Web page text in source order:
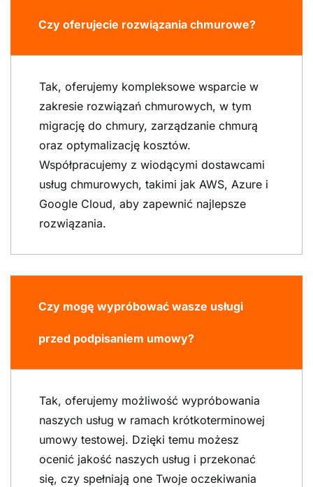
Czy oferujecie rozwiązania chmurowe?
Tak, oferujemy kompleksowe wsparcie w
zakresie rozwiązań chmurowych, w tym
migrację do chmury, zarządzanie chmurą
oraz optymalizację kosztów.
Współpracujemy z wiodącymi dostawcami
usług chmurowych, takimi jak AWS, Azure i
Google Cloud, aby zapewnić najlepsze
rozwiązania.
Czy mogę wypróbować wasze usługi
przed podpisaniem umowy?
Tak, oferujemy możliwość wypróbowania
naszych usług w ramach krótkoterminowej
umowy testowej. Dzięki temu możesz
ocenić jakość naszych usług i przekonać
się, czy spełniają one Twoje oczekiwania